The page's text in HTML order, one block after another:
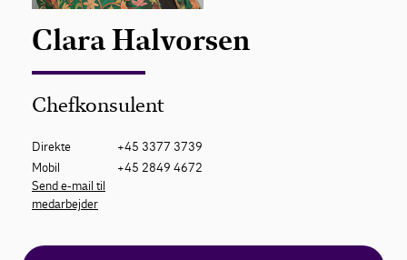
Clara Halvorsen
Chefkonsulent
Direkte
+45 3377 3739
Mobil
+45 2849 4672
Send e-mail til
medarbejder